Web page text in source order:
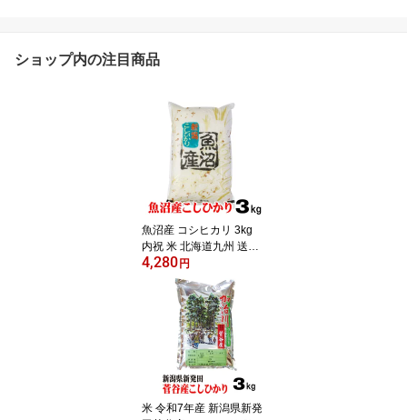
ショップ内の注目商品
魚沼産 コシヒカリ 3kg
内祝 米 北海道九州 送料
無料
4,280 円
米 令和7年産 新潟県新発